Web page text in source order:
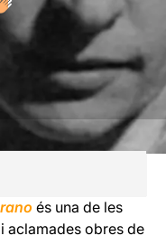
és una de les
aclamades obres de